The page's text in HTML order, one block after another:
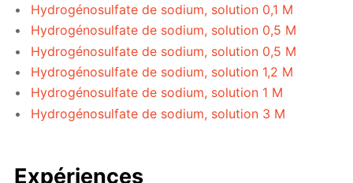
Hydrogénosulfate de sodium, solution 0,1 M
Hydrogénosulfate de sodium, solution 0,5 M
Hydrogénosulfate de sodium, solution 0,5 M
Hydrogénosulfate de sodium, solution 1,2 M
Hydrogénosulfate de sodium, solution 1 M
Hydrogénosulfate de sodium, solution 3 M
Expériences